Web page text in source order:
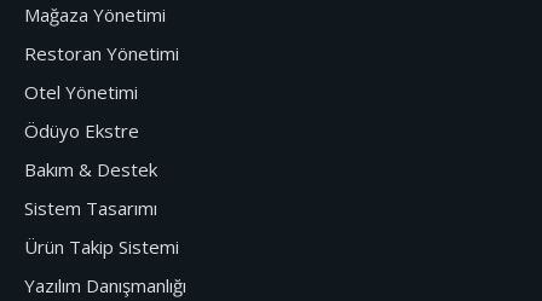
Mağaza Yönetimi
Restoran Yönetimi
Otel Yönetimi
Ödüyo Ekstre
Bakım & Destek
Sistem Tasarımı
Ürün Takip Sistemi
Yazılım Danışmanlığı